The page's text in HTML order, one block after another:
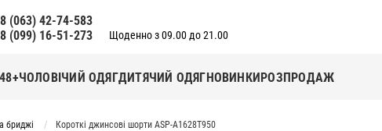
(063) 42-74-583
(099) 16-51-273
Щоденно з 09.00 до 21.00
ЧОЛОВІЧИЙ ОДЯГДИТЯЧИЙ ОДЯГНОВИНКИРОЗПРОДАЖ
бриджі Короткі джинсові шорти ASP-A1628T950